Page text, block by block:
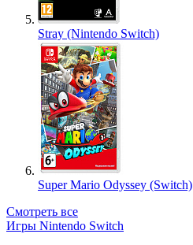
Stray (Nintendo Switch)
Super Mario Odyssey (Switch)
Смотреть все
Игры Nintendo Switch